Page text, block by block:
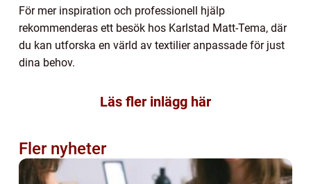
För mer inspiration och professionell hjälp
rekommenderas ett besök hos Karlstad Matt-Tema, där
du kan utforska en värld av textilier anpassade för just
dina behov.
Läs fler inlägg här
Fler nyheter